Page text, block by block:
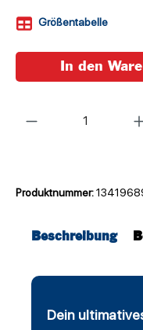
Größentabelle
In den
Produktnummer:
Beschreibung
Dein